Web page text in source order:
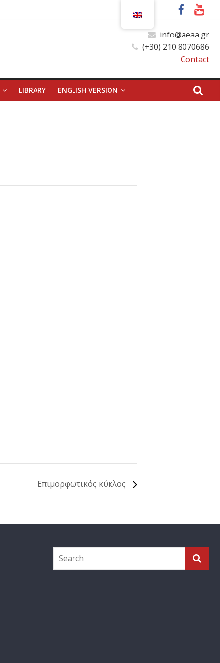
info@aeaa.gr
(+30) 210 8070686
Contact
LIBRARY ENGLISH VERSION
Επιμορφωτικός κύκλος